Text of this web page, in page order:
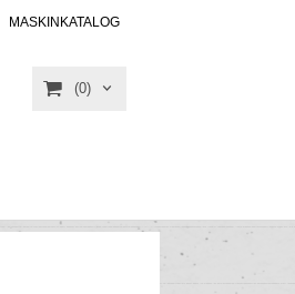
MASKINKATALOG
(0)